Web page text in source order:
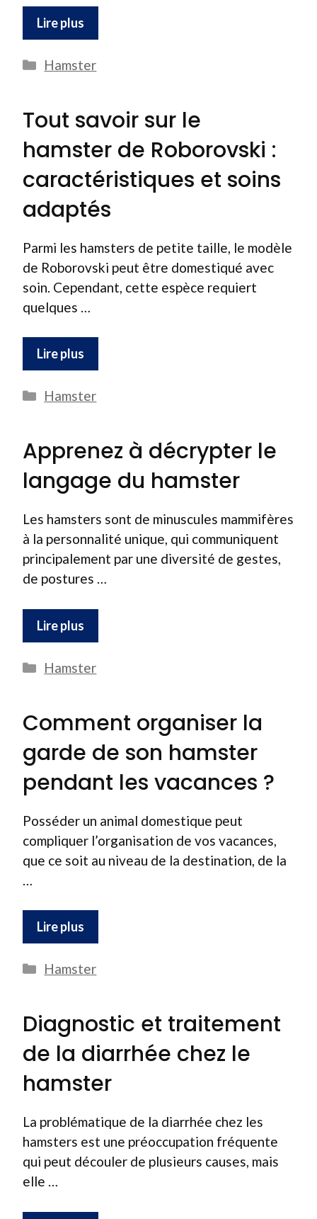
Lire plus
Catégories
Hamster
Tout savoir sur le
hamster de Roborovski :
caractéristiques et soins
adaptés
Parmi les hamsters de petite taille, le modèle
de Roborovski peut être domestiqué avec
soin. Cependant, cette espèce requiert
quelques …
Lire plus
Catégories
Hamster
Apprenez à décrypter le
langage du hamster
Les hamsters sont de minuscules mammifères
à la personnalité unique, qui communiquent
principalement par une diversité de gestes,
de postures …
Lire plus
Catégories
Hamster
Comment organiser la
garde de son hamster
pendant les vacances ?
Posséder un animal domestique peut
compliquer l’organisation de vos vacances,
que ce soit au niveau de la destination, de la
Lire plus
Catégories
Hamster
Diagnostic et traitement
de la diarrhée chez le
hamster
La problématique de la diarrhée chez les
hamsters est une préoccupation fréquente
qui peut découler de plusieurs causes, mais
elle …